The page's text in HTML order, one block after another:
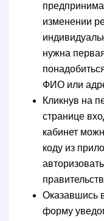
изменении
нужна
ФИО или
Кликнув на
странице
кабинет
коду из
Оказавшись
форму